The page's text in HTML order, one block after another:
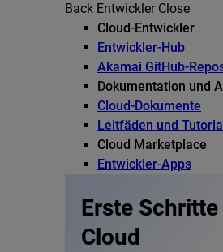
Back Entwickler Close
Cloud-Entwickler
Entwickler-Hub
Akamai GitHub-
Dokumentation und
Cloud-Dokumente
Leitfäden und
Cloud Marketplace
Entwickler-Apps
Erste
Cloud